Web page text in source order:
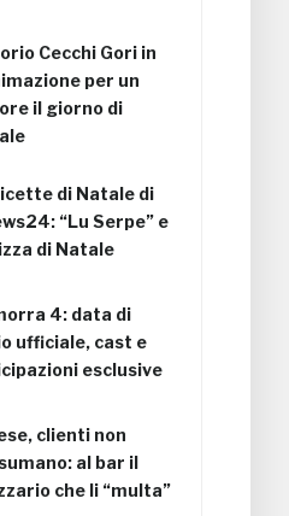
Cecchi Gori in
per un
il giorno di
di Natale di
“Lu Serpe” e
di Natale
4: data di
ufficiale, cast e
esclusive
clienti non
al bar il
che li “multa”